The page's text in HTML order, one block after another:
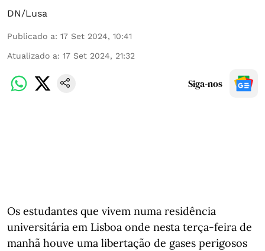
DN/Lusa
Publicado a: 17 Set 2024, 10:41
Atualizado a: 17 Set 2024, 21:32
Siga-nos
Os estudantes que vivem numa residência
universitária em Lisboa onde nesta terça-feira de
manhã houve uma libertação de gases perigosos